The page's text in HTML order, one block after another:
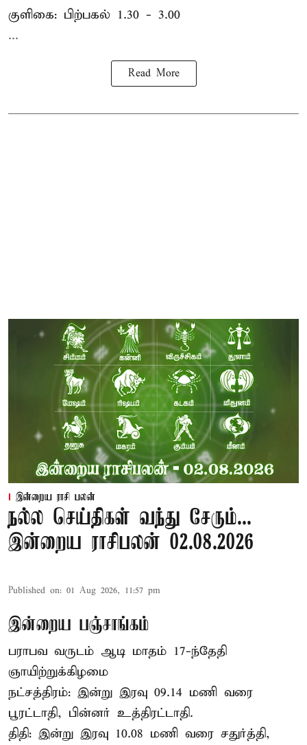
குளிகை: பிற்பகல் 1.30 - 3.00
...
Read More
இன்றைய ராசி பலன்
நல்ல செய்திகள் வந்து சேரும்...
இன்றைய ராசிபலன் 02.08.2026
Published on: 01 Aug 2026, 11:57 pm
இன்றைய பஞ்சாங்கம்
பராபவ வருடம் ஆடி மாதம் 17-ந்தேதி
ஞாயிற்றுக்கிழமை
நட்சத்திரம்: இன்று இரவு 09.14 மணி வரை
பூரட்டாதி, பின்னர் உத்திரட்டாதி.
திதி: இன்று இரவு 10.08 மணி வரை சதுர்த்தி,